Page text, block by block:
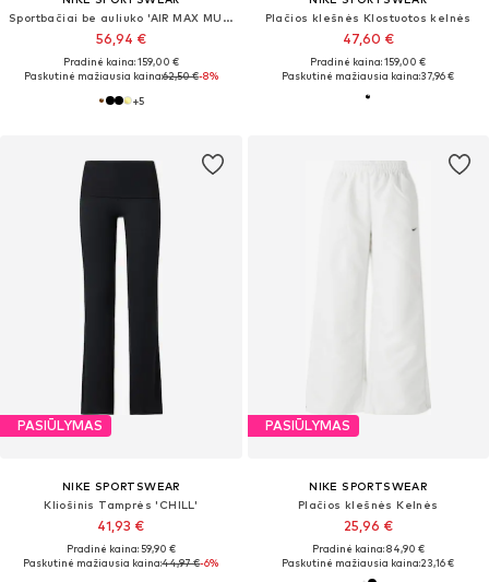
Sportbačiai be auliuko 'AIR MAX MUSE'
56,94 €
Pradinė kaina: 159,00 €
Paskutinė mažiausia kaina:62,50 €-8%
+5
Plačios klešnės Klostuotos kelnės
47,60 €
Pradinė kaina: 159,00 €
Paskutinė mažiausia kaina:37,96 €
PASIŪLYMAS
NIKE SPORTSWEAR
Kliošinis Tamprės 'CHILL'
41,93 €
Pradinė kaina: 59,90 €
Paskutinė mažiausia kaina:44,97 €-6%
PASIŪLYMAS
NIKE SPORTSWEAR
Plačios klešnės Kelnės
25,96 €
Pradinė kaina: 84,90 €
Paskutinė mažiausia kaina:23,16 €